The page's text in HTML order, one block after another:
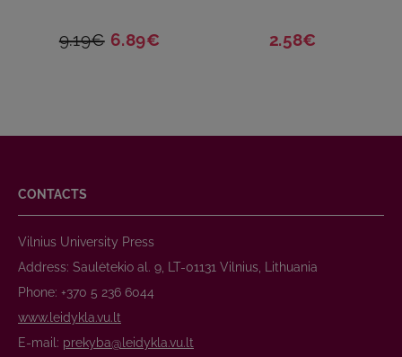
9.19€ 6.89€ 2.58€
CONTACTS
Vilnius University Press
Address: Saulėtekio al. 9, LT-01131 Vilnius, Lithuania
Phone: +370 5 236 6044
www.leidykla.vu.lt
E-mail: prekyba@leidykla.vu.lt